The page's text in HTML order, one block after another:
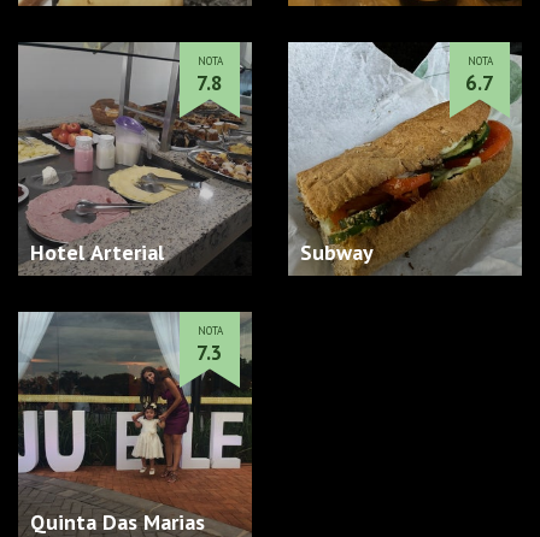
Hotel Arterial
NOTA
7.8
Subway
NOTA
6.7
Quinta Das Marias
NOTA
7.3